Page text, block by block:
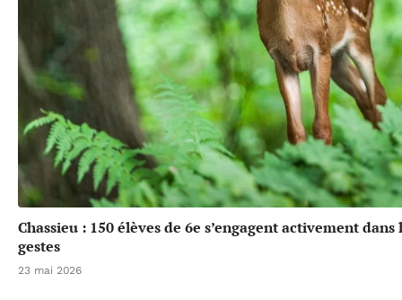
Chassieu : 150 élèves de 6e s’engagent activement
gestes
23 mai 2026